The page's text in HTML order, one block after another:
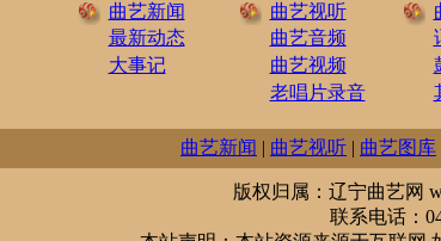
曲艺新闻
最新动态
大事记
曲艺视听
曲艺音频
曲艺视频
老唱片录音
曲艺新闻 | 曲艺视听 | 曲艺图库
版权归属：辽宁曲艺网
联系电话：